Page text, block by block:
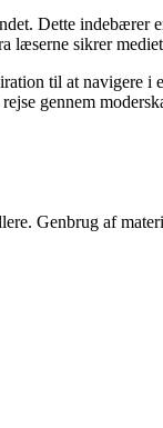
Dette indebærer
sikrer
til at navigere
gennem
Genbrug af